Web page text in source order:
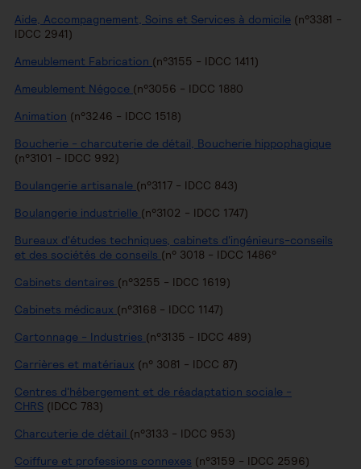
Aide, Accompagnement, Soins et Services à domicile (n°3381 -
IDCC 2941)
Ameublement Fabrication (n°3155 - IDCC 1411)
Ameublement Négoce (n°3056 - IDCC 1880
Animation (n°3246 - IDCC 1518)
Boucherie - charcuterie de détail, Boucherie hippophagique
(n°3101 - IDCC 992)
Boulangerie artisanale (n°3117 - IDCC 843)
Boulangerie industrielle (n°3102 - IDCC 1747)
Bureaux d'études techniques, cabinets d'ingénieurs-conseils
et des sociétés de conseils (n° 3018 - IDCC 1486°
Cabinets dentaires (n°3255 - IDCC 1619)
Cabinets médicaux (n°3168 - IDCC 1147)
Cartonnage - Industries (n°3135 - IDCC 489)
Carrières et matériaux (n° 3081 - IDCC 87)
Centres d'hébergement et de réadaptation sociale -
CHRS (IDCC 783)
Charcuterie de détail (n°3133 - IDCC 953)
Coiffure et professions connexes (n°3159 - IDCC 2596)